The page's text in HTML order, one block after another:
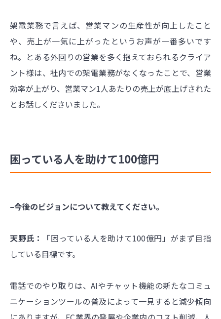
架電業務で言えば、営業マンの生産性が向上したこと
や、売上が一気に上がったというお声が一番多いです
ね。とある外回りの営業を多く抱えておられるクライア
ント様は、社内での架電業務がなくなったことで、営業
効率が上がり、営業マン1人あたりの売上が底上げされた
とお話しくださいました。
困っている人を助けて100億円
–今後のビジョンについて教えてください。
天野氏：
「困っている人を助けて100億円」がまず目指
している目標です。
電話でのやり取りは、AIやチャット機能の新たなコミュ
ニケーションツールの普及によって一見すると減少傾向